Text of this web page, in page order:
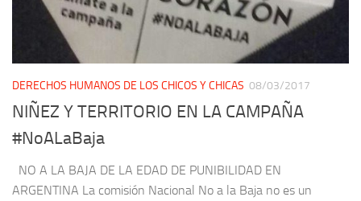
DERECHOS HUMANOS DE LOS CHICOS Y CHICAS 08/03/2017
NIÑEZ Y TERRITORIO EN LA CAMPAÑA
#NoALaBaja
NO A LA BAJA DE LA EDAD DE PUNIBILIDAD EN
ARGENTINA La comisión Nacional No a la Baja no es un